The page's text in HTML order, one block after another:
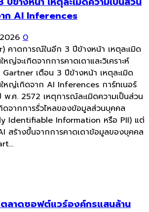
ก AI Inferences
0
คาดการณ์ในอีก 3 ปีข้างหน้า เหตุละเมิด
ญ่จะเกิดจากการคาดเดาและวิเคราะห์
Gartner เตือน 3 ปีข้างหน้า เหตุละเมิด
หญ่เกิดจาก AI Inferences การ์ทเนอร์
พ.ศ. 2572 เหตุการณ์ละเมิดความเป็นส่วน
ดจากการรั่วไหลของข้อมูลส่วนบุคคล
Identifiable Information หรือ PII) แต่
สร้างขึ้นจากการคาดเดาข้อมูลของบุคคล
ลาดซอฟต์แวร์องค์กรแสนล้าน